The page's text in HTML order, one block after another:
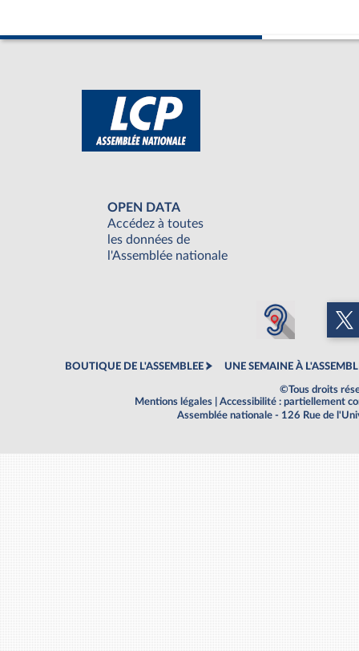
OPEN DATA
Accédez à toutes
les données de
l'Assemblée nationale
BOUTIQUE DE L'ASSEMBLEE UNE SEMAINE À
©Tous droits
Mentions légales
Accessibilité : partiellement
Assemblée nationale - 126 Rue de